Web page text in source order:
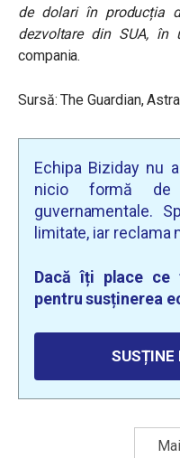
de dolari în producția
dezvoltare din SUA, în
compania.
Sursă: The Guardian,
Echipa Biziday nu
nicio formă de
guvernamentale.
limitate, iar reclama
Dacă îți place ce
pentru susținerea
SUSȚINE